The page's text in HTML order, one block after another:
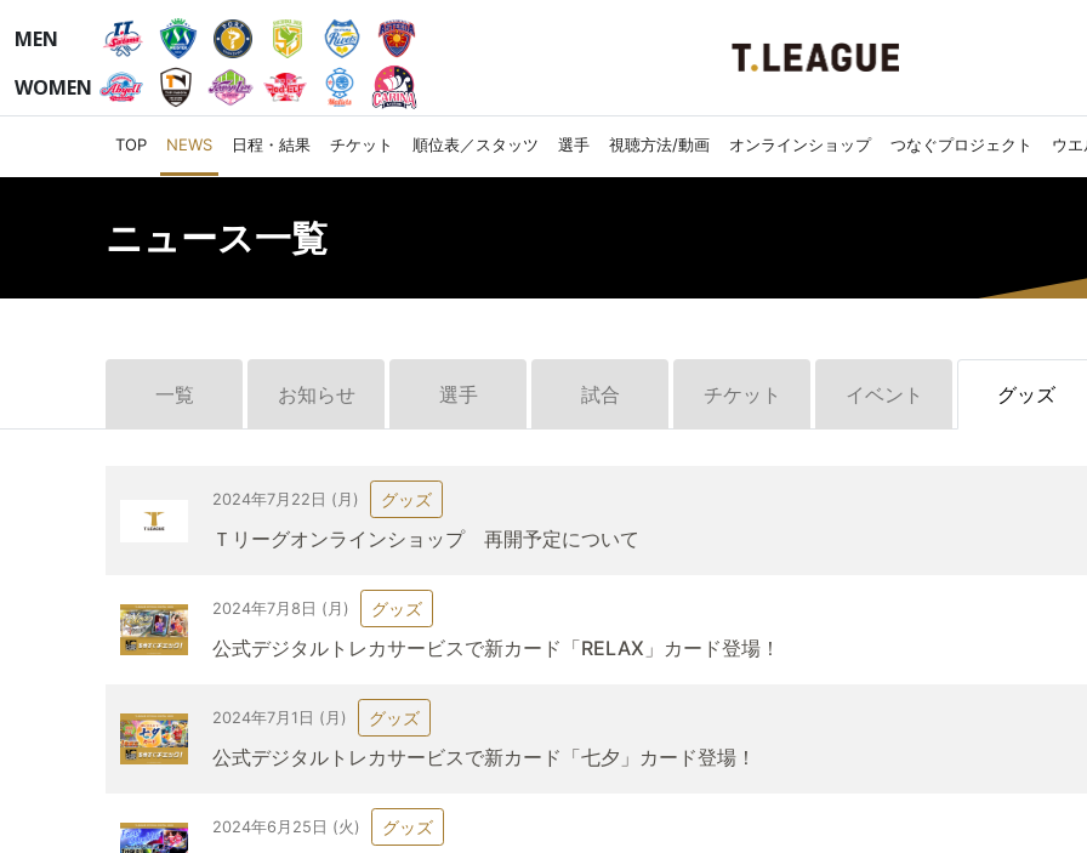
MEN
WOMEN
TOP NEWS 日程・結果 チケット 順位表／スタッツ 選手 視聴方法/動画 オンラインショップ つなぐプロジェクト ウ
ニュース一覧
一覧 お知らせ 選手 試合 チケット イベント グッズ
2024年7月22日 (月) グッズ
Ｔリーグオンラインショップ 再開予定について
2024年7月8日 (月) グッズ
公式デジタルトレカサービスで新カード「RELAX」カード登場！
2024年7月1日 (月) グッズ
公式デジタルトレカサービスで新カード「七夕」カード登場！
2024年6月25日 (火) グッズ